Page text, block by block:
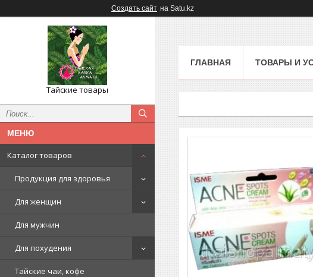
Создать сайт на Satu.kz
Тайские товары
Каталог товаров
Продукция для здоровья
Для женщин
Для мужчин
Для похудения
Тайские чаи, кофе
ГЛАВНАЯ ТОВАРЫ И